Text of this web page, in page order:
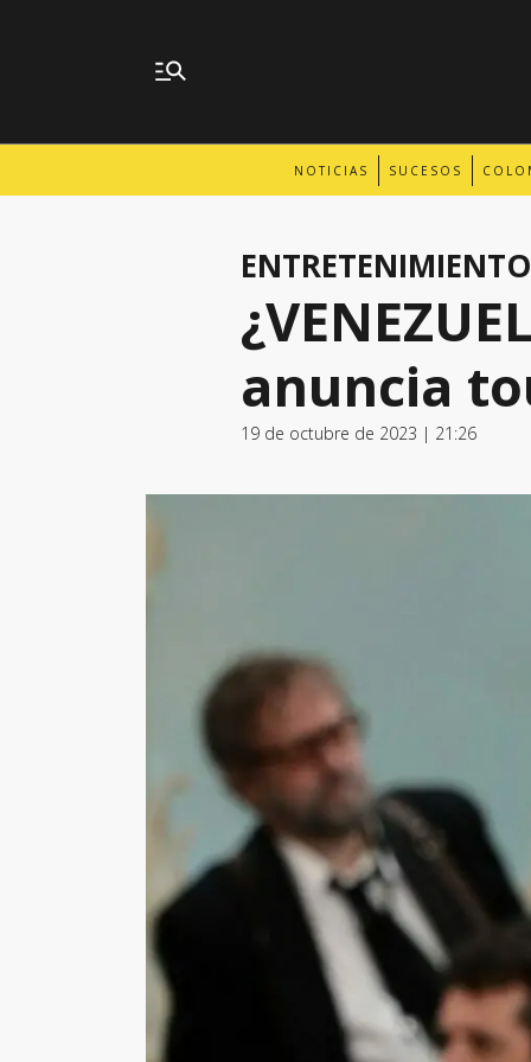
NOTICIAS SUCESOS
ENTRETENIMIENTO
anuncia
19 de octubre de 2023 | 21:26